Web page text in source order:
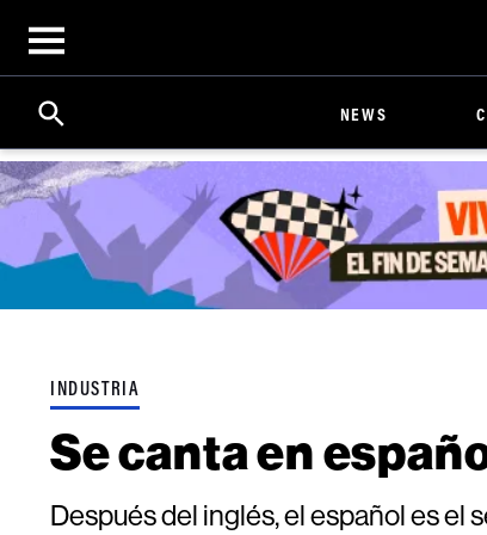
Open
menu
Search
Click
Expand
Search
Input
NEWS
INDUSTRIA
Se canta en
Después del inglés, el español es el